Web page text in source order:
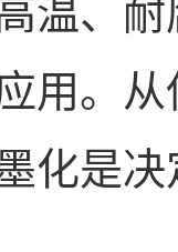
温、
用。
化是